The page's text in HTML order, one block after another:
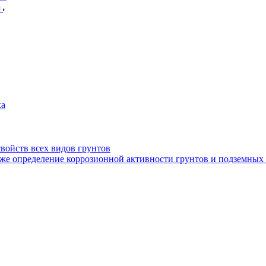
всех видов грунтов
определение коррозионной активности грунтов и подземных